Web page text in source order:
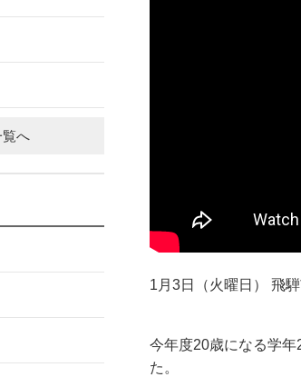
覧へ
1月3日（火曜日） 飛
今年度20歳になる学
た。